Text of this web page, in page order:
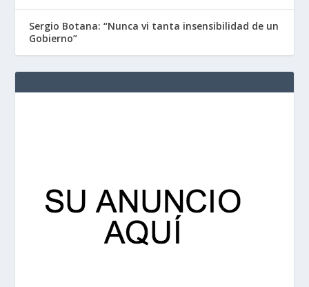
Sergio Botana: “Nunca vi tanta insensibilidad de un
Gobierno”